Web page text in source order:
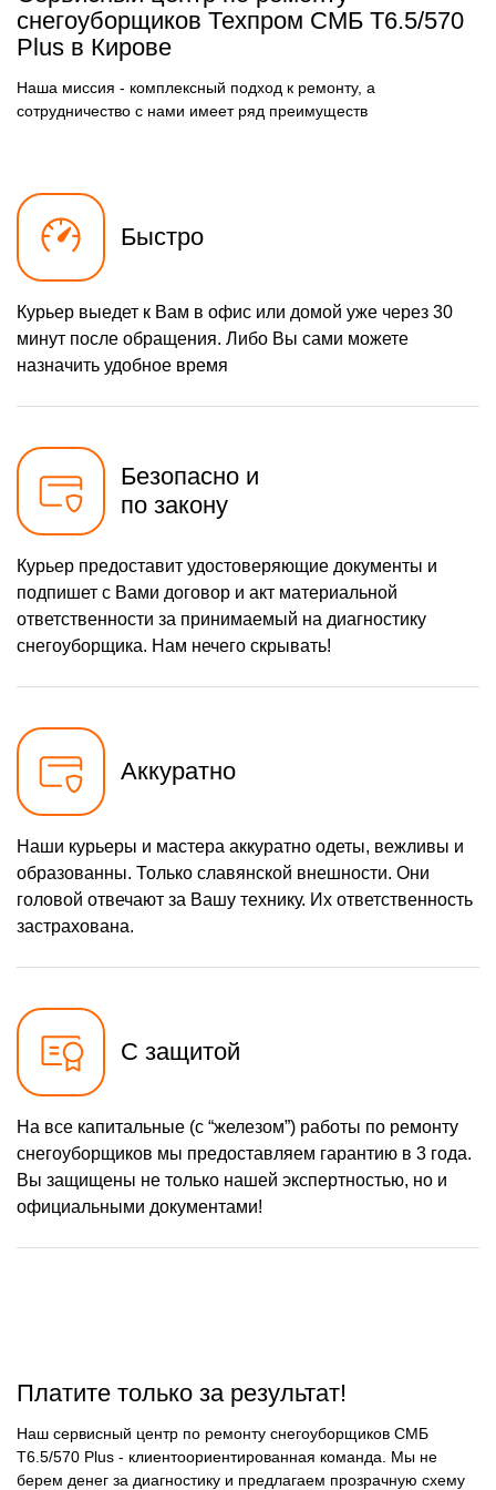
Чистка карбюратора
Замена/Pемонт шнека
Замена/Pемонт
топливопровода
900 р
Замена/Pемонт стартера
Замена расходных
материалов карбюратора
Замена шины на колесном
Замена ремней
1100 р
Смазка втулок
600 р
Замена цепи привода
хода
Замена шкива привода
хода
1160 р
Замена (установка)
срезного болта
Заказать
Замена корпуса шнека
1650 р
Смазка осей привода
1400 р
Замена подшипника
колеса
Замена маховика
Замена кронштейна
трансмиссии
Заказать
Ремонт втулок колес
2500 р
Ремонт фрикционного
Ремонт редуктора
Замена катушки
зажигания
Замена глушителя Заказать
Замена подшипников
1100 р
снегоуборщиков Техпром СМБ Т6.5/570
Plus в Кирове
Наша миссия - комплексный подход к ремонту, а
сотрудничество с нами имеет ряд преимуществ
Быстро
Курьер выедет к Вам в офис или домой уже через 30
минут после обращения. Либо Вы сами можете
назначить удобное время
Безопасно и
по закону
Курьер предоставит удостоверяющие документы и
подпишет с Вами договор и акт материальной
ответственности за принимаемый на диагностику
снегоуборщика. Нам нечего скрывать!
Аккуратно
Наши курьеры и мастера аккуратно одеты, вежливы и
образованны. Только славянской внешности. Они
головой отвечают за Вашу технику. Их ответственность
застрахована.
С защитой
На все капитальные (с “железом”) работы по ремонту
снегоуборщиков мы предоставляем гарантию в 3 года.
Вы защищены не только нашей экспертностью, но и
официальными документами!
Платите только за результат!
Наш сервисный центр по ремонту снегоуборщиков СМБ
Т6.5/570 Plus - клиентоориентированная команда. Мы не
берем денег за диагностику и предлагаем прозрачную схему